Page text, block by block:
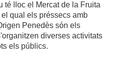
té lloc el Mercat de la Fruita
qual els préssecs amb
Penedès són els
diverses activitats
els públics.